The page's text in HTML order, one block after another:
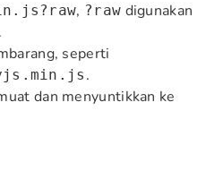
, ?raw digunakan
seperti
.
dan menyuntikkan ke